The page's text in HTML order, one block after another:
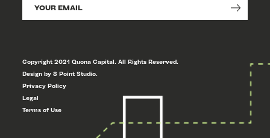
Copyright 2021 Quona Capital. All Rights Reserved.
Design by 8 Point Studio.
Privacy Policy
Legal
Terms of Use